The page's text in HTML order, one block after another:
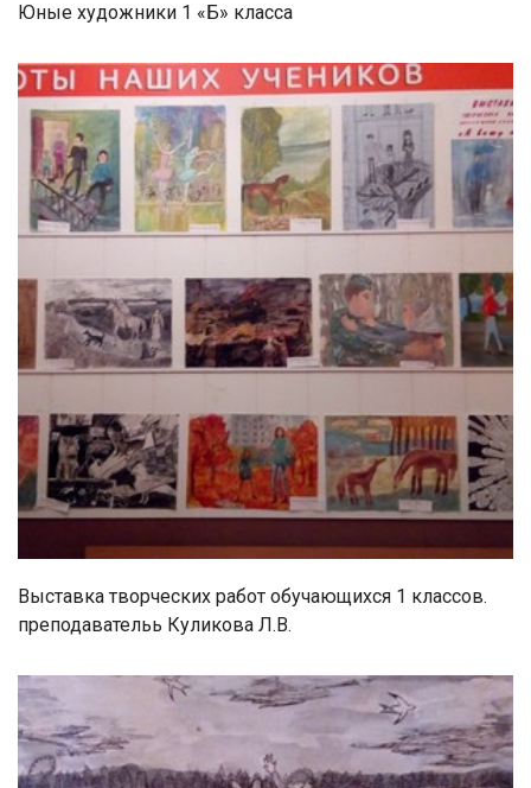
Юные художники 1 «Б» класса
Выставка творческих работ обучающихся 1 классов.
преподавательь Куликова Л.В.